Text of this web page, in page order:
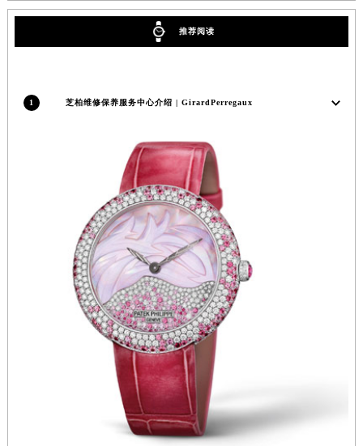
推荐阅读
1 芝柏维修保养服务中心介绍 | GirardPerregaux